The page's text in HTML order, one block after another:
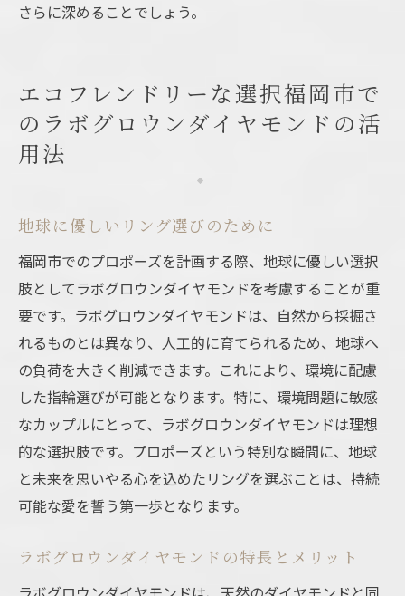
さらに深めることでしょう。
エコフレンドリーな選択福岡市で
のラボグロウンダイヤモンドの活
用法
地球に優しいリング選びのために
福岡市でのプロポーズを計画する際、地球に優しい選択
肢としてラボグロウンダイヤモンドを考慮することが重
要です。ラボグロウンダイヤモンドは、自然から採掘さ
れるものとは異なり、人工的に育てられるため、地球へ
の負荷を大きく削減できます。これにより、環境に配慮
した指輪選びが可能となります。特に、環境問題に敏感
なカップルにとって、ラボグロウンダイヤモンドは理想
的な選択肢です。プロポーズという特別な瞬間に、地球
と未来を思いやる心を込めたリングを選ぶことは、持続
可能な愛を誓う第一歩となります。
ラボグロウンダイヤモンドの特長とメリット